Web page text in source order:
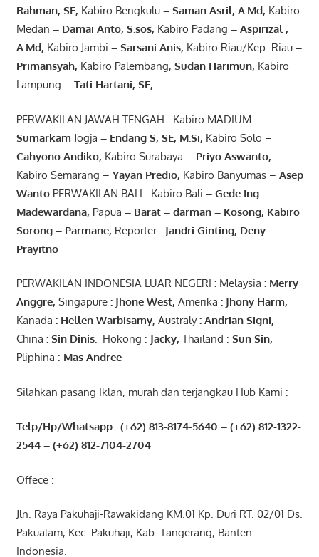
Rahman, SE, Kabiro Bengkulu– Saman Asril, A.Md, Kabiro
Medan – Damai Anto, S.sos, Kabiro Padang – Aspirizal ,
A.Md, Kabiro Jambi – Sarsani Anis, Kabiro Riau/Kep. Riau–
Primansyah, Kabiro Palembang, Sudan Harimun, Kabiro
Lampung – Tati Hartani, SE,
PERWAKILAN JAWAH TENGAH : Kabiro MADIUM :
Sumarkam Jogja – EndangS, SE, M.Si, Kabiro Solo –
Cahyono Andiko, Kabiro Surabaya – Priyo Aswanto,
Kabiro Semarang – Yayan Predio, Kabiro Banyumas – Asep
WantoPERWAKILAN BALI : Kabiro Bali – Gede Ing
Madewardana, Papua – Barat – darman– Kosong, Kabiro
Sorong– Parmane, Reporter : Jandri Ginting, Deny
Prayitno
PERWAKILAN INDONESIA LUAR NEGERI : Melaysia : Merry
Anggre, Singapure: JhoneWest, Amerika : JhonyHarm,
Kanada : Hellen Warbisamy, Australy: Andrian Signi,
China : Sin Dinis. Hokong : Jacky, Thailand : Sun Sin,
Pliphina : Mas Andree
Silahkan pasang Iklan, murah dan terjangkau Hub Kami :
Telp/Hp/Whatsapp : (+62) 813-8174-5640 – (+62) 812-1322-
2544– (+62) 812-7104-2704
Offece :
Jln. Raya Pakuhaji-Rawakidang KM.01 Kp. Duri RT. 02/01 Ds.
Pakualam, Kec. Pakuhaji, Kab. Tangerang, Banten-
Indonesia.